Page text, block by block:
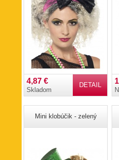
DETAIL
4,87 €
Skladom
Mini klobúčik - zelený